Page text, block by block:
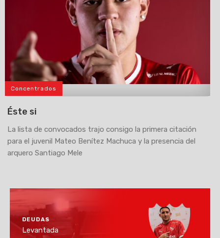
Concentrados
Éste si
La lista de convocados trajo consigo la primera citación
para el juvenil Mateo Benítez Machuca y la presencia del
arquero Santiago Mele
DEUDAS
Levantada